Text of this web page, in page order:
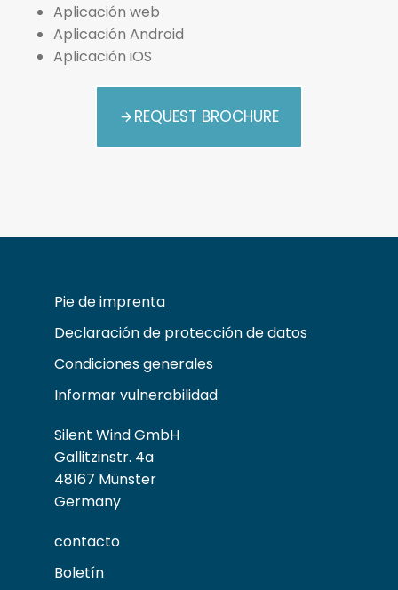
Aplicación web
Aplicación Android
Aplicación iOS
REQUEST BROCHURE
Pie de imprenta
Declaración de protección de datos
Condiciones generales
Informar vulnerabilidad
Silent Wind GmbH
Gallitzinstr. 4a
48167 Münster
Germany
contacto
Boletín